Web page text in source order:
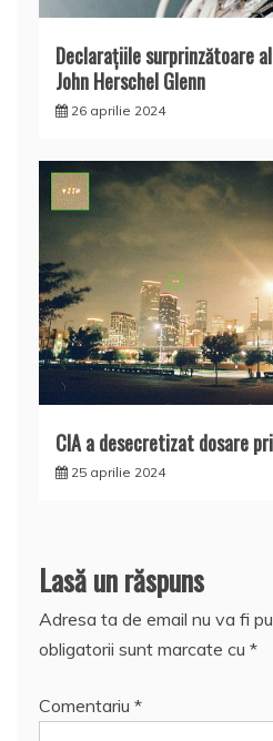
Declaraţiile surprinzătoare
John Herschel Glenn
26 aprilie 2024
CIA a desecretizat dosare
25 aprilie 2024
Lasă un răspuns
Adresa ta de email nu va fi
obligatorii sunt marcate cu *
Comentariu *